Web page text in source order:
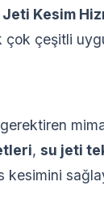
Kesim
çeşitli
, su jeti